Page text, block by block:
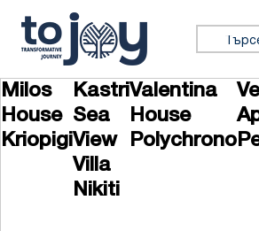
Премини към съдържанието
Търсене
Milos
House
Kriopigi
Kastri
Sea
View
Villa
Nikiti
Valentina
House
Polychrono